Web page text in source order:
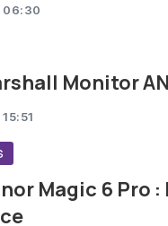
06:30
Monitor
Magic 6 Pro